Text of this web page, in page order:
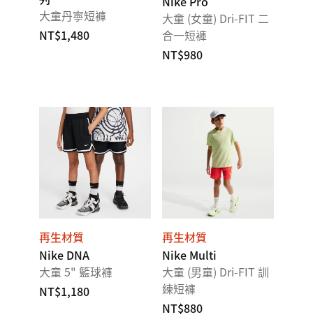
大童丹寧短褲
NT$1,480
大童 (女童) Dri-FIT 二
合一短褲
NT$980
再生材質
Nike DNA
大童 5" 籃球褲
NT$1,180
再生材質
Nike Multi
大童 (男童) Dri-FIT 訓
練短褲
NT$880